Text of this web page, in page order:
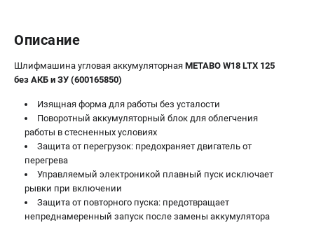
Описание
Шлифмашина угловая аккумуляторная METABO W18 LTX 125
без АКБ и ЗУ (600165850)
Изящная форма для работы без усталости
Поворотный аккумуляторный блок для облегчения
работы в стесненных условиях
Защита от перегрузок: предохраняет двигатель от
перегрева
Управляемый электроникой плавный пуск исключает
рывки при включении
Защита от повторного пуска: предотвращает
непреднамеренный запуск после замены аккумулятора